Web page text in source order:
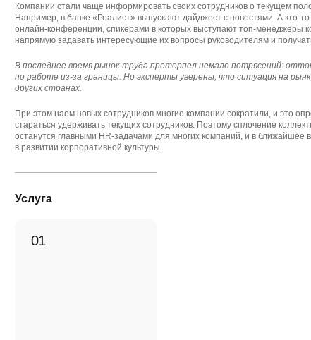
Компании стали чаще информировать своих сотрудников о текущем
Например, в банке «Реалист» выпускают дайджест с новостями. А кто-
онлайн-конференции, спикерами в которых выступают топ-менеджеры
напрямую задавать интересующие их вопросы руководителям и
В последнее время рынок труда претерпел немало потрясений:
по работе из-за границы. Но эксперты уверены, что ситуация на
других странах.
При этом наем новых сотрудников многие компании сократили, и это
стараться удерживать текущих сотрудников. Поэтому сплочение
останутся главными HR-задачами для многих компаний, и в
в развитии корпоративной культуры.
Услуга